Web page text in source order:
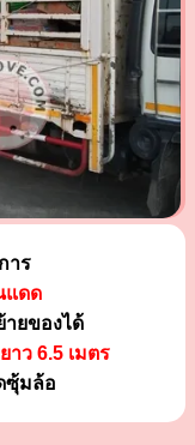
าร
แดด
ยของได้
ยาว 6.5 เมตร
ซุ้มล้อ